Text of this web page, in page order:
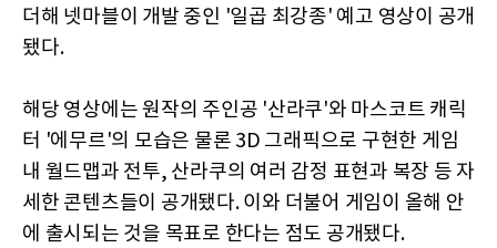
더해 넷마블이 개발 중인 '일곱 최강종' 예고 영상이 공개
됐다.
해당 영상에는 원작의 주인공 '산라쿠'와 마스코트 캐릭
터 '에무르'의 모습은 물론 3D 그래픽으로 구현한 게임
내 월드맵과 전투, 산라쿠의 여러 감정 표현과 복장 등 자
세한 콘텐츠들이 공개됐다. 이와 더불어 게임이 올해 안
에 출시되는 것을 목표로 한다는 점도 공개됐다.